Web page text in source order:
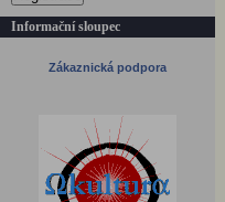
Informační sloupec
Zákaznická podpora